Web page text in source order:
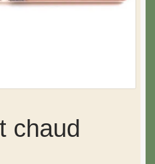
chaud